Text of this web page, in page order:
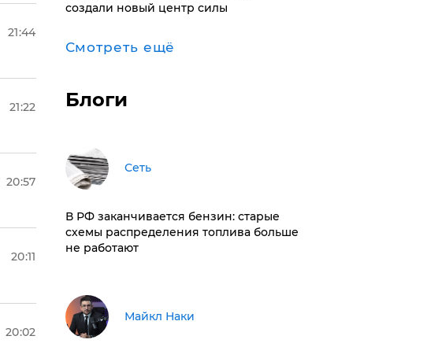
21:44
21:22
20:57
20:11
20:02
создали новый центр силы
Смотреть ещё
Блоги
Сеть
​В РФ заканчивается бензин: старые
схемы распределения топлива больше
не работают
Майкл Наки